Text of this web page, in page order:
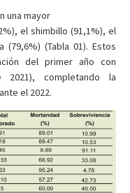
una mayor
el shimbillo (91,1%), el
(Tabla 01). Estos
del primer año con
2021), completando la
el 2022.